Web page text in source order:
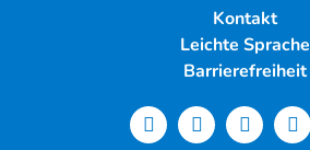
Kontakt
Leichte Sprache
Barrierefreiheit